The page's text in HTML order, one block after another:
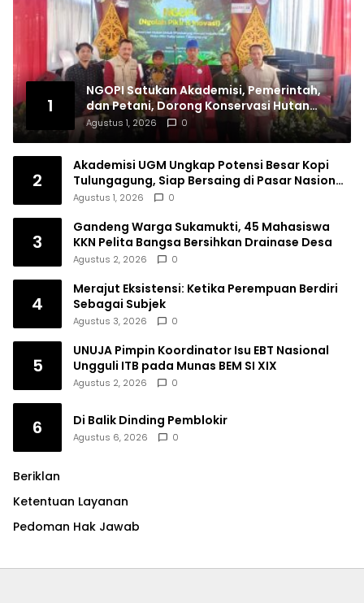
1
NGOPI Satukan Akademisi, Pemerintah,
dan Petani, Dorong Konservasi Hutan
serta Daya Saing Kopi Tulungagung
Agustus 1, 2026 0
2
Akademisi UGM Ungkap Potensi Besar Kopi
Tulungagung, Siap Bersaing di Pasar Nasional
hingga Dunia
Agustus 1, 2026 0
3
Gandeng Warga Sukamukti, 45 Mahasiswa
KKN Pelita Bangsa Bersihkan Drainase Desa
Agustus 2, 2026 0
4
Merajut Eksistensi: Ketika Perempuan Berdiri
Sebagai Subjek
Agustus 3, 2026 0
5
UNUJA Pimpin Koordinator Isu EBT Nasional
Ungguli ITB pada Munas BEM SI XIX
Agustus 2, 2026 0
6 Di Balik Dinding Pemblokir
Agustus 6, 2026 0
Beriklan
Ketentuan Layanan
Pedoman Hak Jawab